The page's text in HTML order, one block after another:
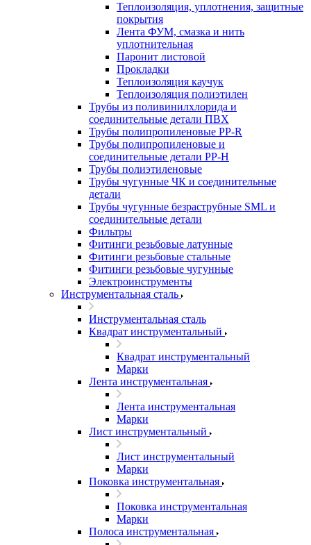
Теплоизоляция, уплотнения, защитные
покрытия
Лента ФУМ, смазка и нить
уплотнительная
Паронит листовой
Прокладки
Теплоизоляция каучук
Теплоизоляция полиэтилен
Трубы из поливинилхлорида и
соединительные детали ПВХ
Трубы полипропиленовые PP-R
Трубы полипропиленовые и
соединительные детали PP-H
Трубы полиэтиленовые
Трубы чугунные ЧК и соединительные
детали
Трубы чугунные безраструбные SML и
соединительные детали
Фильтры
Фитинги резьбовые латунные
Фитинги резьбовые стальные
Фитинги резьбовые чугунные
Электроинструменты
Инструментальная сталь
Инструментальная сталь
Квадрат инструментальный
Квадрат инструментальный
Марки
Лента инструментальная
Лента инструментальная
Марки
Лист инструментальный
Лист инструментальный
Марки
Поковка инструментальная
Поковка инструментальная
Марки
Полоса инструментальная